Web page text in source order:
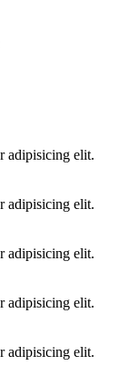
adipisicing elit.
adipisicing elit.
adipisicing elit.
adipisicing elit.
adipisicing elit.